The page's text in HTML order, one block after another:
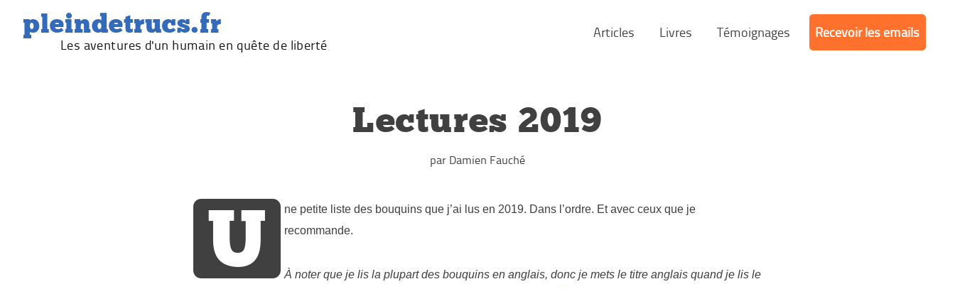
pleindetrucs.fr
Les aventures d'un humain en quête de liberté
Recevoir les emails
Témoignages
Livres
Articles
Lectures 2019
par Damien Fauché
U
ne petite liste des bouquins que j’ai lus en 2019. Dans l’ordre. Et avec ceux que je
recommande.
À noter que je lis la plupart des bouquins en anglais, donc je mets le titre anglais quand je lis le